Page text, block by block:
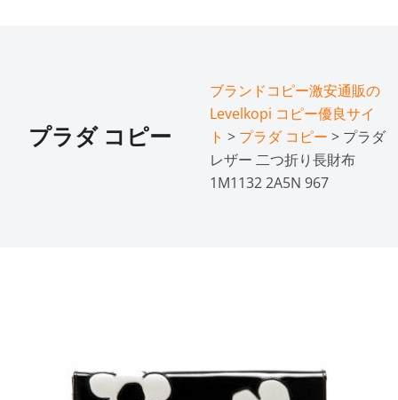
プラダ コピー
ブランドコピー激安通販の
Levelkopi コピー優良サイ
ト > プラダ コピー > プラダ
レザー 二つ折り長財布
1M1132 2A5N 967